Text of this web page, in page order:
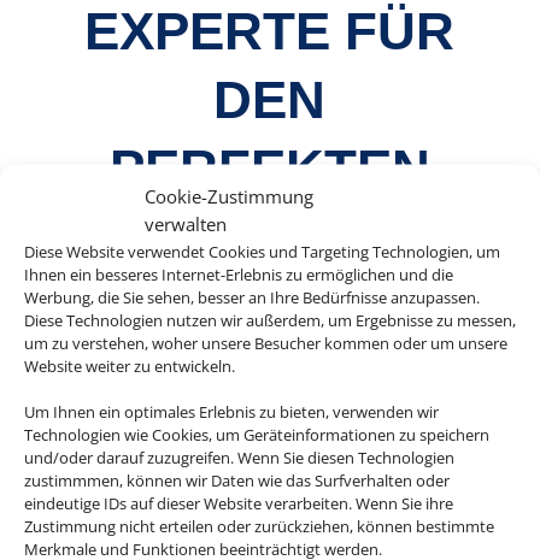
Cookie-Zustimmung
verwalten
Diese Website verwendet Cookies und Targeting Technologien, um
Ihnen ein besseres Internet-Erlebnis zu ermöglichen und die
Werbung, die Sie sehen, besser an Ihre Bedürfnisse anzupassen.
Diese Technologien nutzen wir außerdem, um Ergebnisse zu messen,
um zu verstehen, woher unsere Besucher kommen oder um unsere
Website weiter zu entwickeln.
Um Ihnen ein optimales Erlebnis zu bieten, verwenden wir
Technologien wie Cookies, um Geräteinformationen zu speichern
und/oder darauf zuzugreifen. Wenn Sie diesen Technologien
zustimmmen, können wir Daten wie das Surfverhalten oder
eindeutige IDs auf dieser Website verarbeiten. Wenn Sie ihre
Zustimmung nicht erteilen oder zurückziehen, können bestimmte
Merkmale und Funktionen beeinträchtigt werden.
EXPERTE FÜR
DEN
PERFEKTEN
WEG IN DEN
URLAUB
Egal wohin die Reise gehen soll – wir haben
für jedes Ziel den perfekten Flug für Sie!
Profitieren Sie jetzt von unserem Linienflug-
Preisvergleich.